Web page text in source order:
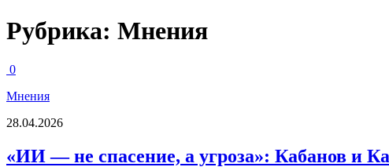
Рубрика: Мнения
0
Мнения
28.04.2026
«ИИ — не спасение, а угроза»: Кабанов и